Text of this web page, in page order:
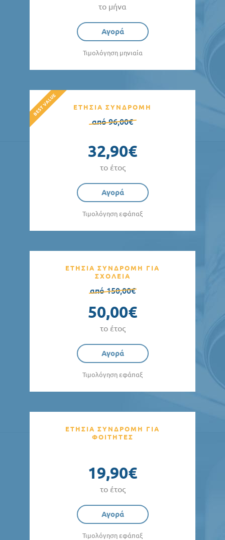
το μήνα
Αγορά
Τιμολόγηση μηνιαία
ΕΤΗΣΙΑ ΣΥΝΔΡΟΜΗ
από 96,00€
32,90€
το έτος
Αγορά
Τιμολόγηση εφάπαξ
ΕΤΗΣΙΑ ΣΥΝΔΡΟΜΗ ΓΙΑ
ΣΧΟΛΕΙΑ
από 150,00€
50,00€
το έτος
Αγορά
Τιμολόγηση εφάπαξ
ΕΤΗΣΙΑ ΣΥΝΔΡΟΜΗ ΓΙΑ
ΦΟΙΤΗΤΕΣ
19,90€
το έτος
Αγορά
Τιμολόγηση εφάπαξ